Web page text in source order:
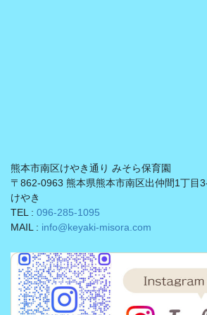
熊本市南区けやき通り みそら保育園
〒862-0963 熊本県熊本市南区出仲間1丁目
けやき
TEL : 096-285-1095
MAIL : info@keyaki-misora.com